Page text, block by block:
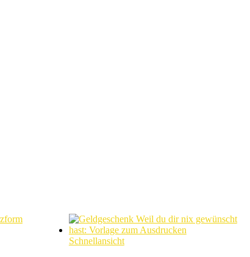
Schnellansicht